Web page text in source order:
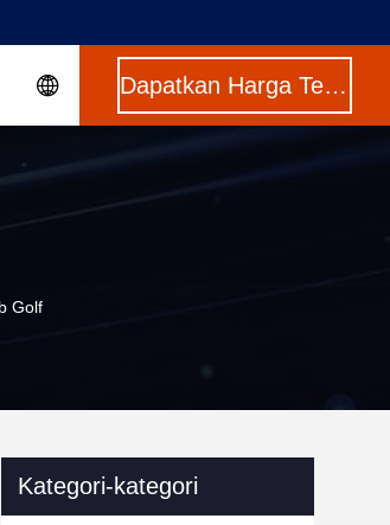
Dapatkan Harga Terbaik
Golf
Kategori-kategori